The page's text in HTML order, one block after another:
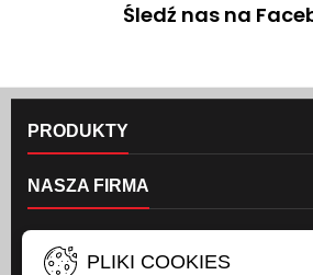
Śledź nas na
PRODUKTY
NASZA FIRMA
PLIKI COOKIES